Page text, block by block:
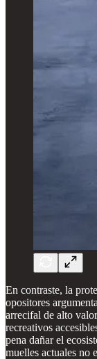
En contraste, la
opositores
arrecifal de alto
recreativos
pena dañar el
muelles actuales no